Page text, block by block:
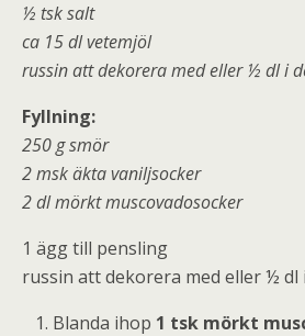
½ tsk salt
ca 15 dl vetemjöl
russin att dekorera med eller ½ dl i
Fyllning:
250 g smör
2 msk äkta vaniljsocker
2 dl mörkt muscovadosocker
1 ägg till pensling
russin att dekorera med eller ½ dl
Blanda ihop 1 tsk mörkt